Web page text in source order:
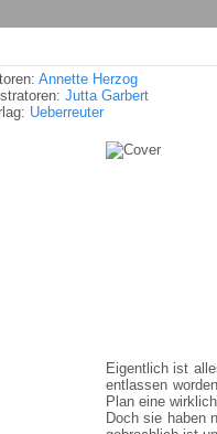
Annette Herzog
Jutta Garbert
Ueberreuter
Eigentlich ist
entlassen
Plan eine
Doch sie haben